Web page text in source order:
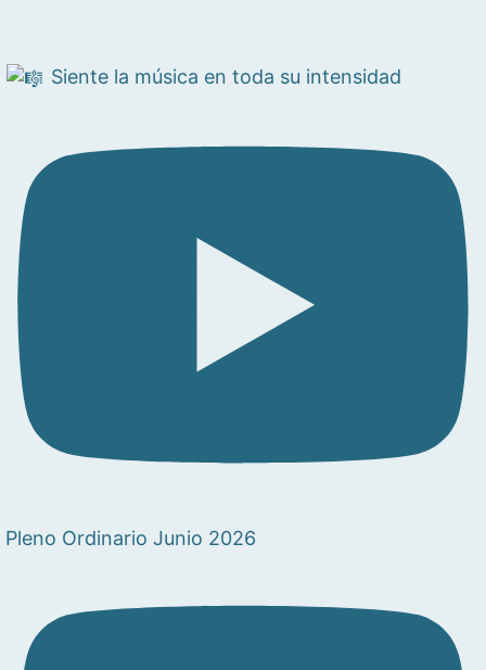
Siente la música en toda su intensidad
Pleno Ordinario Junio 2026